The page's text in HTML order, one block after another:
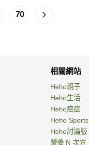
70
相關網站
Heho親子
Heho生活
Heho癌症
Heho Sports
Heho討論版
營養 N 次方